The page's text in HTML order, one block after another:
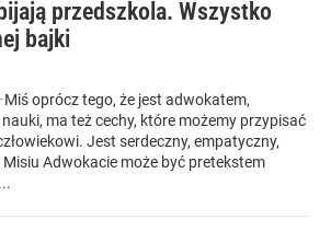
przedszkola. Wszystko
bajki
Miś oprócz tego, że jest adwokatem,
ma też cechy, które możemy przypisać
Jest serdeczny, empatyczny,
Adwokacie może być pretekstem